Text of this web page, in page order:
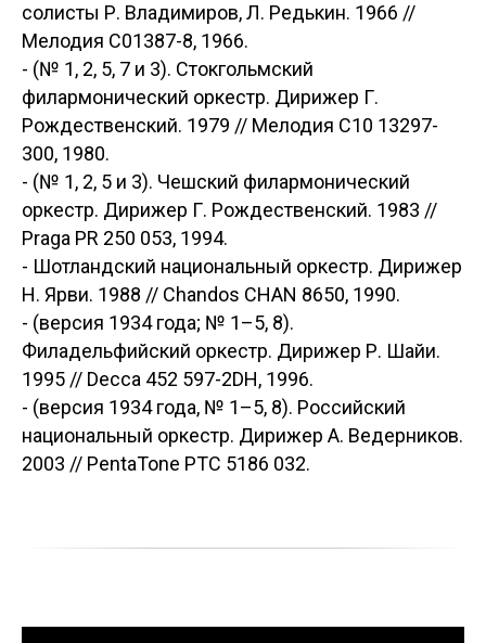
солисты Р. Владимиров, Л. Редькин. 1966 //
Мелодия C01387-8, 1966.
- (№ 1, 2, 5, 7 и 3). Стокгольмский
филармонический оркестр. Дирижер Г.
Рождественский. 1979 // Мелодия C10 13297-
300, 1980.
- (№ 1, 2, 5 и 3). Чешский филармонический
оркестр. Дирижер Г. Рождественский. 1983 //
Praga PR 250 053, 1994.
- Шотландский национальный оркестр. Дирижер
Н. Ярви. 1988 // Chandos CHAN 8650, 1990.
- (версия 1934 года; № 1–5, 8).
Филадельфийский оркестр. Дирижер Р. Шайи.
1995 // Decca 452 597-2DH, 1996.
- (версия 1934 года, № 1–5, 8). Российский
национальный оркестр. Дирижер А. Ведерников.
2003 // PentaTone PTC 5186 032.